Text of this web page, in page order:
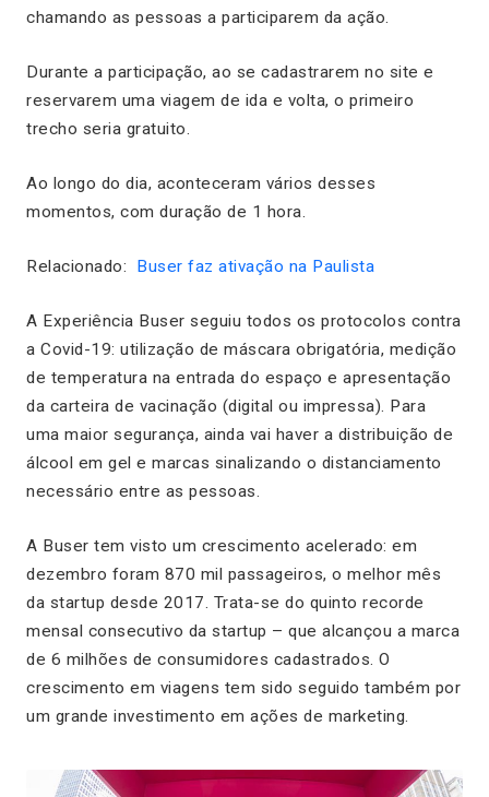
chamando as pessoas a participarem da ação.
Durante a participação, ao se cadastrarem no site e
reservarem uma viagem de ida e volta, o primeiro
trecho seria gratuito.
Ao longo do dia, aconteceram vários desses
momentos, com duração de 1 hora.
Relacionado: Buser faz ativação na Paulista
A Experiência Buser seguiu todos os protocolos contra
a Covid-19: utilização de máscara obrigatória, medição
de temperatura na entrada do espaço e apresentação
da carteira de vacinação (digital ou impressa). Para
uma maior segurança, ainda vai haver a distribuição de
álcool em gel e marcas sinalizando o distanciamento
necessário entre as pessoas.
A Buser tem visto um crescimento acelerado: em
dezembro foram 870 mil passageiros, o melhor mês
da startup desde 2017. Trata-se do quinto recorde
mensal consecutivo da startup – que alcançou a marca
de 6 milhões de consumidores cadastrados. O
crescimento em viagens tem sido seguido também por
um grande investimento em ações de marketing.